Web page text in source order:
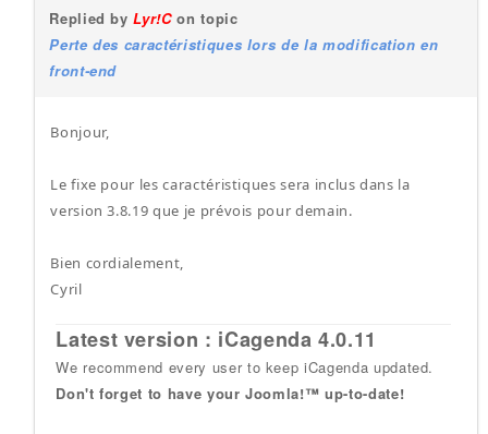
Replied byLyr!Con topic
Perte des caractéristiques lors de la modification en
front-end
Bonjour,
Le fixe pour les caractéristiques sera inclus dans la
version 3.8.19 que je prévois pour demain.
Bien cordialement,
Cyril
Latest version : iCagenda 4.0.11
We recommend every user to keep iCagenda updated.
Don't forget to have your Joomla!™ up-to-date!